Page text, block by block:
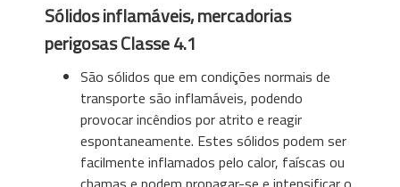
Sólidos inflamáveis, mercadorias
perigosas Classe 4.1
São sólidos que em condições normais de
transporte são inflamáveis, podendo
provocar incêndios por atrito e reagir
espontaneamente. Estes sólidos podem ser
facilmente inflamados pelo calor, faíscas ou